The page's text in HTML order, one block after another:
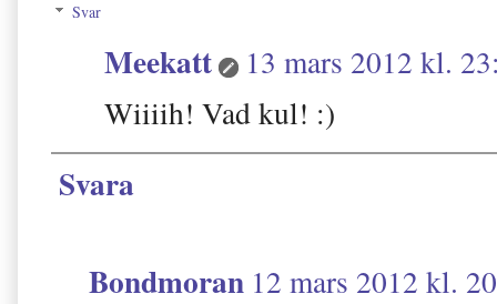
Svar
Meekatt
13 mars 2012 kl.
Wiiiih! Vad kul! :)
Svara
Bondmoran 12 mars 2012 kl.